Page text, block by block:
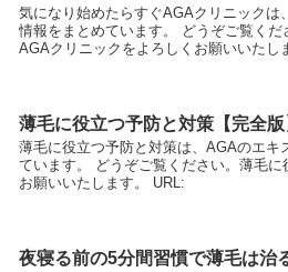
気になり始めたらすぐAGAクリニックは
情報をまとめています。 どうぞご覧く
AGAクリニックをよろしくお願いいた
薄毛に役立つ予防と対策【完全版
薄毛に役立つ予防と対策は、AGAのエキ
ています。 どうぞご覧ください。薄毛に
お願いいたします。 URL:
夜寝る前の5分間習慣で薄毛は治